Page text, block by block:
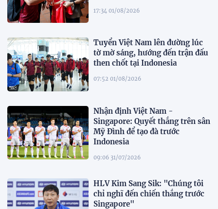
17:34 01/08/2026
Tuyển Việt Nam lên đường lúc
tờ mờ sáng, hướng đến trận đấu
then chốt tại Indonesia
07:52 01/08/2026
Nhận định Việt Nam -
Singapore: Quyết thắng trên sân
Mỹ Đình để tạo đà trước
Indonesia
09:06 31/07/2026
HLV Kim Sang Sik: "Chúng tôi
chỉ nghĩ đến chiến thắng trước
Singapore"